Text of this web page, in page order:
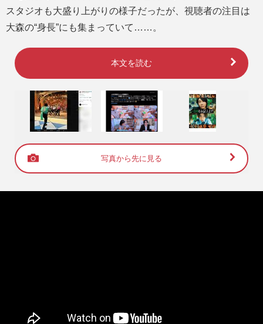
スタジオも大盛り上がりの様子だったが、視聴者の注目は
大森の“身長”にも集まっていて……。
本文を読む
写真から先に見る